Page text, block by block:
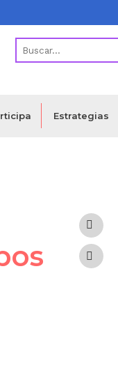
Estrategias